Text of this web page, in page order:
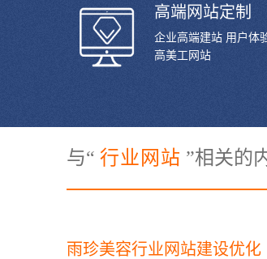
高端网站定制
企业高端建站 用户体
高美工网站
与“ 行业网站 ”相关的
雨珍美容行业网站建设优化